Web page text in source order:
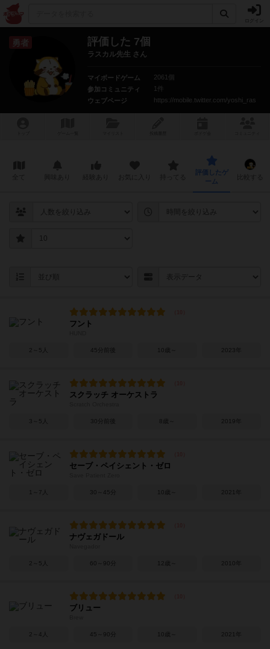
勇者 評価した 7個
ラスカル先生 さん
マイボードゲーム
2061個
参加コミュニティ
1件
ウェブページ
https://mobile.twitter.com/yoshi_ras
評価したゲ
ーム
フント
2～5人 45分前後 10歳～ 2023年
スクラッチ オーケストラ
3～5人 30分前後 8歳～ 2019年
セーブ・ペイシェント・ゼロ
1～7人 30～45分 10歳～ 2021年
ナヴェガドール
2～5人 60～90分 12歳～ 2010年
ブリュー
2～4人 45～90分 10歳～ 2021年